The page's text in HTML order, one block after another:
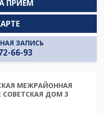
ПРИЁМ
ЗАПИСЬ
66-93
МЕЖРАЙОННАЯ
ДОМ 3